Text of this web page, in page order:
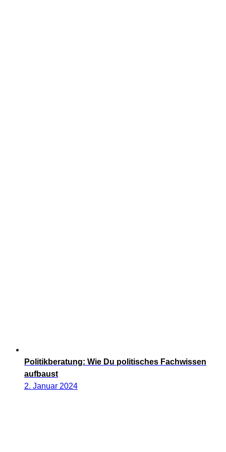
Politikberatung: Wie Du politisches Fachwissen
aufbaust
2. Januar 2024